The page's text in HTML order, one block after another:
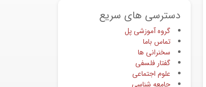
دسترسی های سریع
گروه آموزشی پل
تماس باما
سخنرانی ها
گفتار فلسفی
علوم اجتماعی
جامعه شناسی